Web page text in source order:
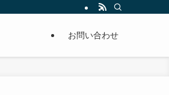
かりやすくまとめています。
お問い合わせ